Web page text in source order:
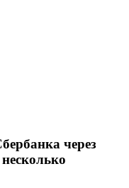
через